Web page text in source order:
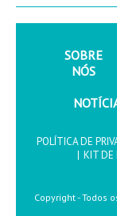
SOBRE
NÓS
POLÍTICA DE
| KIT DE
Copyright - Todos